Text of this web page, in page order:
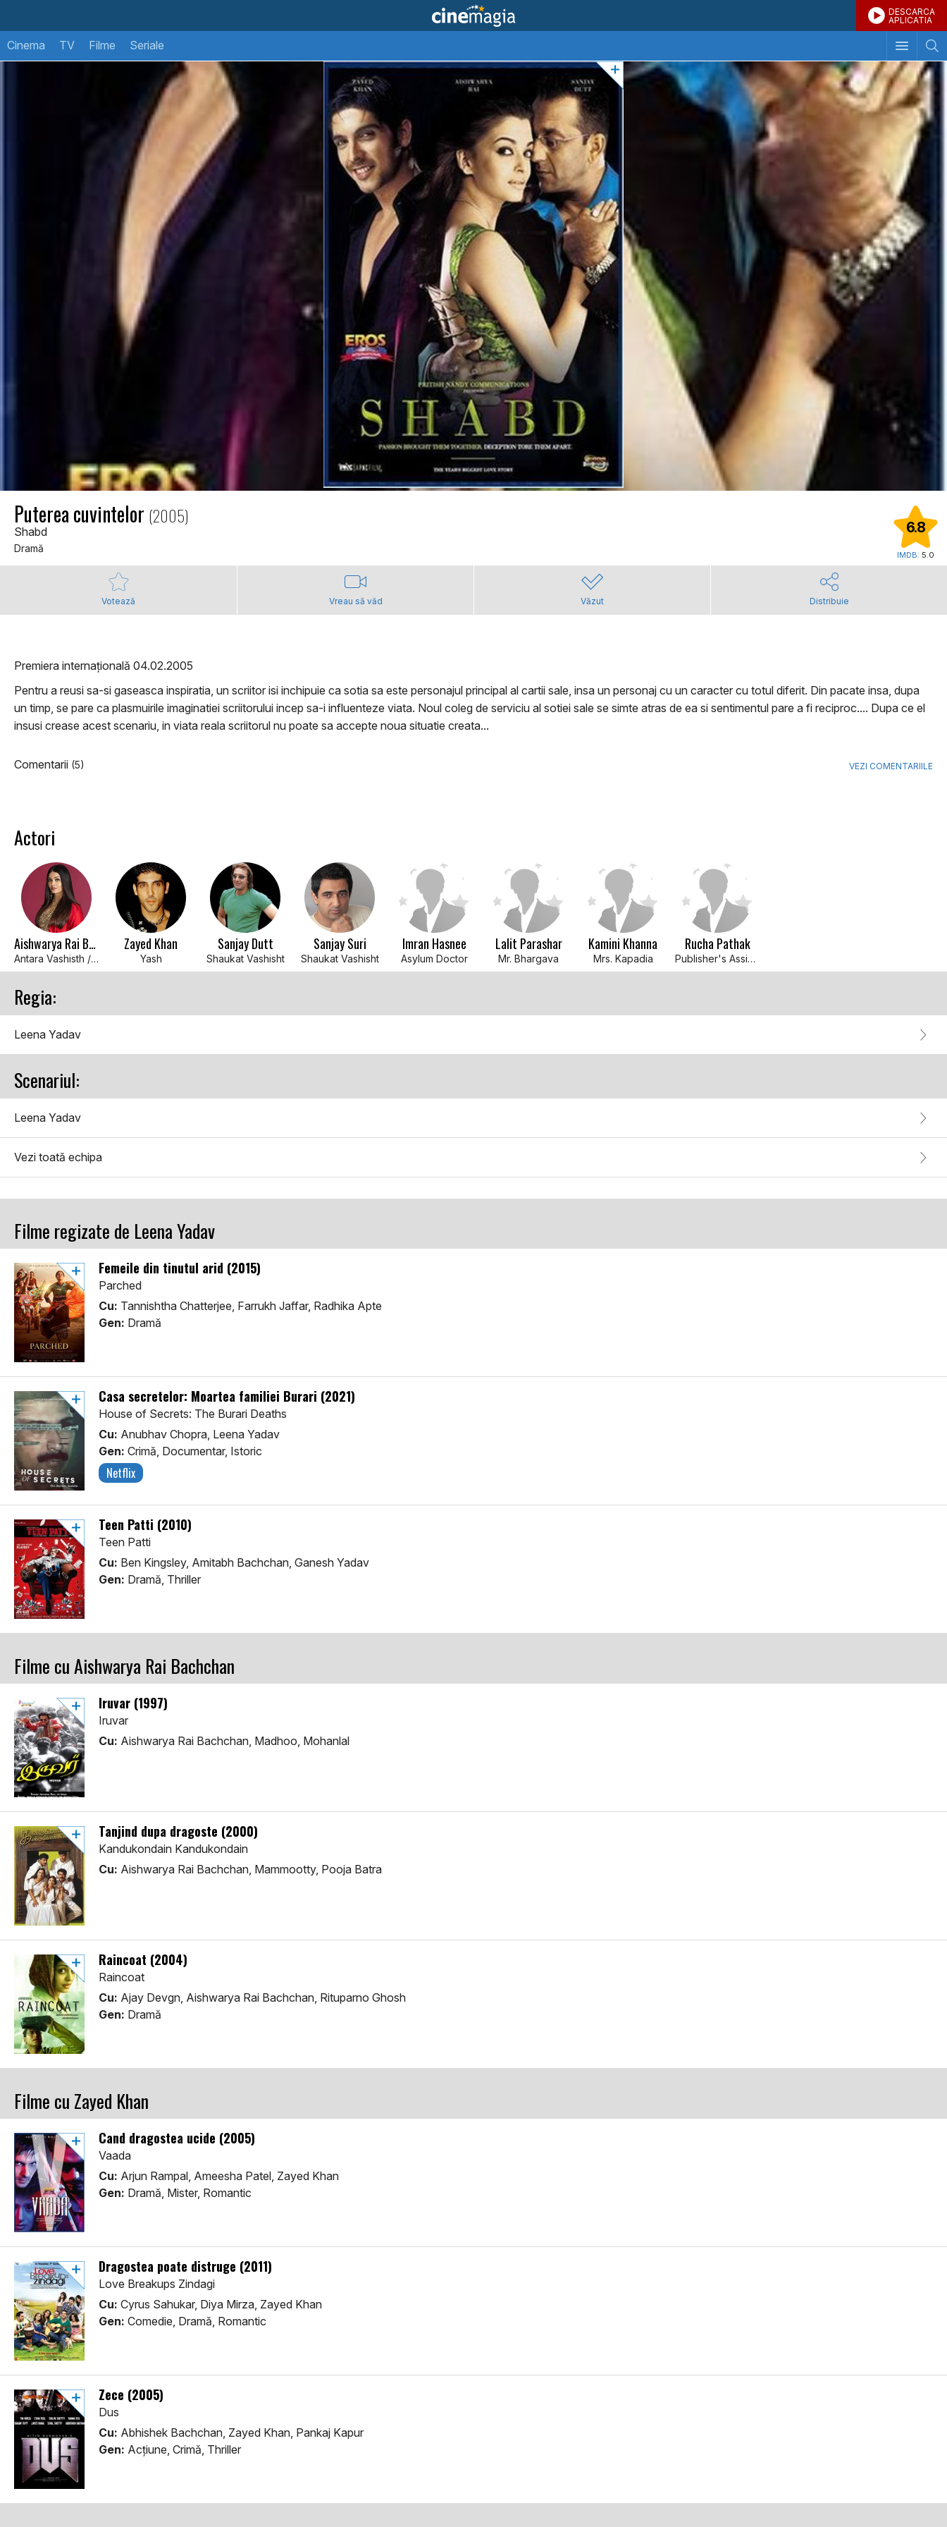
DESCARCA
APLICATIA
Cinema TV Filme Seriale
Puterea cuvintelor (2005)
Shabd
Dramă
6.8
IMDB: 5.0
Votează Vreau să văd Văzut Distribuie
Premiera internațională 04.02.2005
Pentru a reusi sa-si gaseasca inspiratia, un scriitor isi inchipuie ca sotia sa este personajul principal al cartii sale, insa un personaj cu un caracter cu totul diferit. Din pacate insa, dupa
un timp, se pare ca plasmuirile imaginatiei scriitorului incep sa-i influenteze viata. Noul coleg de serviciu al sotiei sale se simte atras de ea si sentimentul pare a fi reciproc.... Dupa ce el
insusi crease acest scenariu, in viata reala scriitorul nu poate sa accepte noua situatie creata...
Comentarii (5) VEZI COMENTARIILE
Actori
Aishwarya Rai Bachchan
Antara Vashisth / Tammana
Zayed Khan
Yash
Sanjay Dutt
Shaukat Vashisht
Sanjay Suri
Shaukat Vashisht
Imran Hasnee
Asylum Doctor
Lalit Parashar
Mr. Bhargava
Kamini Khanna
Mrs. Kapadia
Rucha Pathak
Publisher's Assistant
Regia:
Leena Yadav
Scenariul:
Leena Yadav
Vezi toată echipa
Filme regizate de Leena Yadav
Femeile din tinutul arid (2015)
Parched
Cu: Tannishtha Chatterjee, Farrukh Jaffar, Radhika Apte
Gen: Dramă
Casa secretelor: Moartea familiei Burari (2021)
House of Secrets: The Burari Deaths
Cu: Anubhav Chopra, Leena Yadav
Gen: Crimă, Documentar, Istoric
Netflix
Teen Patti (2010)
Teen Patti
Cu: Ben Kingsley, Amitabh Bachchan, Ganesh Yadav
Gen: Dramă, Thriller
Filme cu Aishwarya Rai Bachchan
Iruvar (1997)
Iruvar
Cu: Aishwarya Rai Bachchan, Madhoo, Mohanlal
Tanjind dupa dragoste (2000)
Kandukondain Kandukondain
Cu: Aishwarya Rai Bachchan, Mammootty, Pooja Batra
Raincoat (2004)
Raincoat
Cu: Ajay Devgn, Aishwarya Rai Bachchan, Rituparno Ghosh
Gen: Dramă
Filme cu Zayed Khan
Cand dragostea ucide (2005)
Vaada
Cu: Arjun Rampal, Ameesha Patel, Zayed Khan
Gen: Dramă, Mister, Romantic
Dragostea poate distruge (2011)
Love Breakups Zindagi
Cu: Cyrus Sahukar, Diya Mirza, Zayed Khan
Gen: Comedie, Dramă, Romantic
Zece (2005)
Dus
Cu: Abhishek Bachchan, Zayed Khan, Pankaj Kapur
Gen: Acţiune, Crimă, Thriller